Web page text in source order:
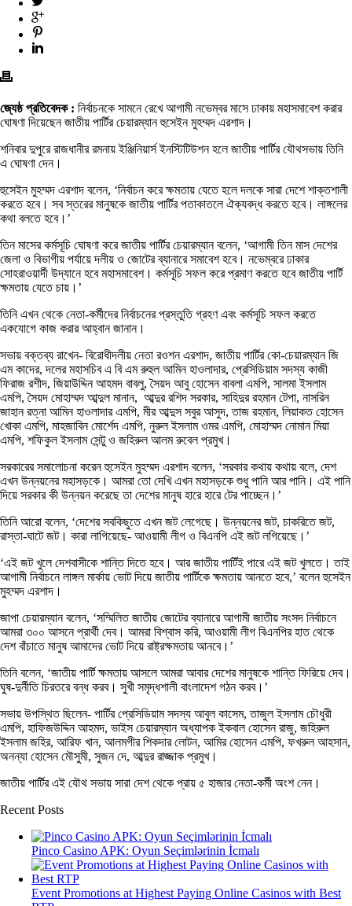
জ্যেষ্ঠ প্রতিবেদক : নির্বাচনকে সামনে রেখে আগামী নভেম্বর মাসে ঢাকায় মহাসমাবেশ করার
ঘোষণা দিয়েছেন জাতীয় পার্টির চেয়ারম্যান হুসেইন মুহম্মদ এরশাদ।
শনিবার দুপুরে রাজধানীর রমনায় ইঞ্জিনিয়ার্স ইনস্টিটিউশন হলে জাতীয় পার্টির যৌথসভায় তিনি
এ ঘোষণা দেন।
হুসেইন মুহম্মদ এরশাদ বলেন, ‘নির্বাচন করে ক্ষমতায় যেতে হলে দলকে সারা দেশে শাক্তশালী
করতে হবে। সব স্তরের মানুষকে জাতীয় পার্টির পতাকাতলে ঐক্যবদ্ধ করতে হবে। লাঙ্গলের
কথা বলতে হবে।’
তিন মাসের কর্মসূচি ঘোষণা করে জাতীয় পার্টির চেয়ারম্যান বলেন, ‘আগামী তিন মাস দেশের
জেলা ও বিভাগীয় পর্যায়ে দলীয় ও জোটের ব্যানারে সমাবেশ হবে। নভেম্বরে ঢাকার
সোহরাওয়ার্দী উদ্যানে হবে মহাসমাবেশ। কর্মসূচি সফল করে প্রমাণ করতে হবে জাতীয় পার্টি
ক্ষমতায় যেতে চায়।’
তিনি এখন থেকে নেতা-কর্মীদের নির্বাচনের প্রস্তুতি গ্রহণ এবং কর্মসূচি সফল করতে
একযোগে কাজ করার আহ্বান জানান।
সভায় বক্তব্য রাখেন- বিরোধীদলীয় নেতা রওশন এরশাদ, জাতীয় পার্টির কো-চেয়ারম্যান জি
এম কাদের, দলের মহাসচিব এ বি এম রুহুল আমিন হাওলাদার, প্রেসিডিয়াম সদস্য কাজী
ফিরাজ রশীদ, জিয়াউদ্দিন আহমদ বাবলু, সৈয়দ আবু হোসেন বাবলা এমপি, সালমা ইসলাম
এমপি, সৈয়দ মোহাম্মদ আব্দুল মানান, আব্দুর রশিদ সরকার, সাহিদুর রহমান টেপা, নাসরিন
জাহান রত্না আমিন হাওলাদার এমপি, মীর আব্দুস সবুর আসুদ, তাজ রহমান, লিয়াকত হোসেন
খোকা এমপি, মাহজাবিন মোর্শেদ এমপি, নুরুল ইসলাম ওমর এমপি, মোহাম্মদ নোমান মিয়া
এমপি, শফিকুল ইসলাম সেন্টু ও জহিরুল আলম রুবেল প্রমুখ।
সরকারের সমালোচনা করেন হুসেইন মুহম্মদ এরশাদ বলেন, ‘সরকার কথায় কথায় বলে, দেশ
এখন উন্নয়নের মহাসড়কে। আমরা তো দেখি এখন মহাসড়কে শুধু পানি আর পানি। এই পানি
দিয়ে সরকার কী উন্নয়ন করেছে তা দেশের মানুষ হারে হারে টের পাচ্ছেন।’
তিনি আরো বলেন, ‘দেশের সবকিছুতে এখন জট লেগেছে। উন্নয়নের জট, চাকরিতে জট,
রাস্তা-ঘাটে জট। কারা লাগিয়েছে- আওয়ামী লীগ ও বিএনপি এই জট লগিয়েছে।’
‘এই জট খুলে দেশবাসীকে শান্তি দিতে হবে। আর জাতীয় পার্টিই পারে এই জট খুলতে। তাই
আগামী নির্বাচনে লাঙ্গল মার্কায় ভোট দিয়ে জাতীয় পার্টিকে ক্ষমতায় আনতে হবে,’ বলেন হুসেইন
মুহম্মদ এরশাদ।
জাপা চেয়ারম্যান বলেন, ‘সম্মিলিত জাতীয় জোটের ব্যানারে আগামী জাতীয় সংসদ নির্বাচনে
আমরা ৩০০ আসনে প্রার্থী দেব। আমরা বিশ্বাস করি, আওয়ামী লীগ বিএনপির হাত থেকে
দেশ বাঁচাতে মানুষ আমাদের ভোট দিয়ে রাষ্ট্রক্ষমতায় আনবে।’
তিনি বলেন, ‘জাতীয় পার্টি ক্ষমতায় আসলে আমরা আবার দেশের মানুষকে শান্তি ফিরিয়ে দেব।
ঘুষ-দুর্নীতি চিরতরে বন্ধ করব। সুখী সমৃদ্ধশালী বাংলাদেশ গঠন করব।’
সভায় উপস্থিত ছিলেন- পার্টির প্রেসিডিয়াম সদস্য আবুল কাসেম, তাজুল ইসলাম চৌধুরী
এমপি, হাফিজউদ্দিন আহমদ, ভাইস চেয়ারম্যান অধ্যাপক ইকবাল হোসেন রাজু, জহিরুল
ইসলাম জহির, আরিফ খান, আলমগীর শিকদার লোটন, আমির হোসেন এমপি, ফখরুল আহসান,
অনন্যা হোসেন মৌসুমী, সুজন দে, আব্দুর রাজ্জাক প্রমুখ।
জাতীয় পার্টির এই যৌথ সভায় সারা দেশ থেকে প্রায় ৫ হাজার নেতা-কর্মী অংশ নেন।
Recent Posts
Pinco Casino APK: Oyun Seçimlərinin İcmalı
Event Promotions at Highest Paying Online Casinos with Best